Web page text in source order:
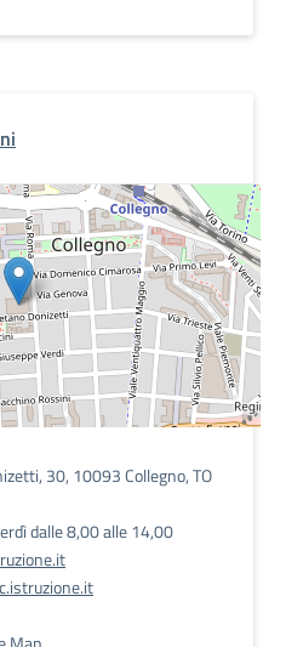
30, 10093 Collegno, TO
dalle 8,00 alle 14,00